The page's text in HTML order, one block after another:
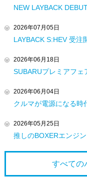
NEW LAYBACK
2026年07月05日
LAYBACK S:HEV 受注
2026年06月18日
SUBARUプレミアフェ
2026年06月04日
クルマが電源になる時
2026年05月25日
推しのBOXERエンジ
すべての